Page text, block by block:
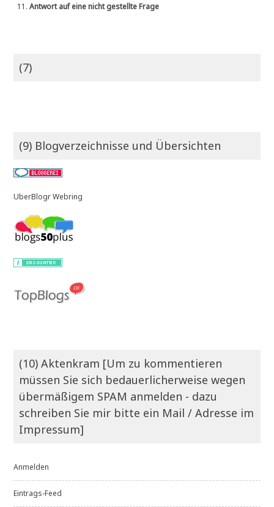
11.Antwort auf eine nicht gestellte Frage
(7)
(9) Blogverzeichnisse und Übersichten
UberBlogr Webring
(10) Aktenkram [Um zu kommentieren
müssen Sie sich bedauerlicherweise wegen
übermäßigem SPAM anmelden - dazu
schreiben Sie mir bitte ein Mail / Adresse im
Impressum]
Anmelden
Eintrags-Feed